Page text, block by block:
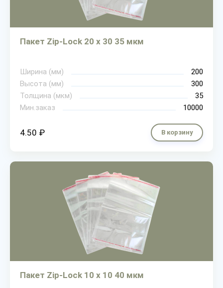
Пакет Zip-Lock 20 х 30 35 мкм
Ширина (мм)
200
Высота (мм)
300
Толщина (мкм)
35
Мин.заказ
10000
4.50 ₽ В корзину
Пакет Zip-Lock 10 х 10 40 мкм